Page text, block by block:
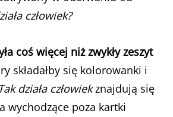
człowiek?
coś więcej niż zwykły zeszyt
składałby się kolorowanki i
Tak działa człowiekznajdują się
wychodzące poza kartki